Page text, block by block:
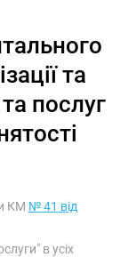
та
послуг
КМ № 41 від
в усіх